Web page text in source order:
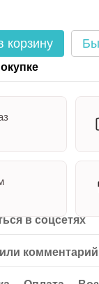
корзину
в соцсетях
комментарий